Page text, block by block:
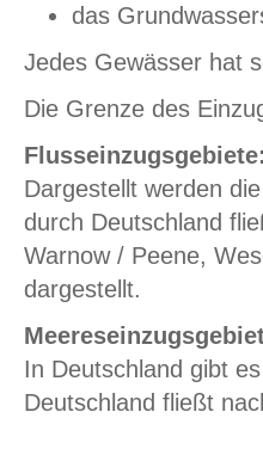
das
Jedes Gewässer hat
Die Grenze des
Dargestellt werden
durch Deutschland
Warnow / Peene,
dargestellt.
In Deutschland gibt
Deutschland fließt